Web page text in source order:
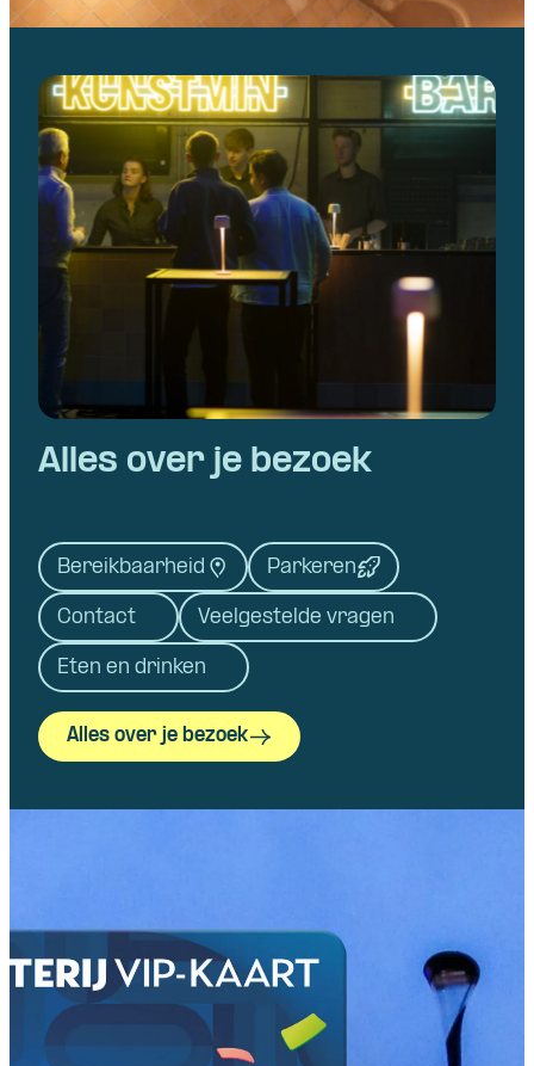
Alles over je bezoek
Bereikbaarheid Parkeren
Contact Veelgestelde vragen
Eten en drinken
Alles over je bezoek